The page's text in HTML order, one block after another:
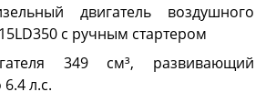
двигатель воздушного
с ручным стартером
349 см³, развивающий
л.с.